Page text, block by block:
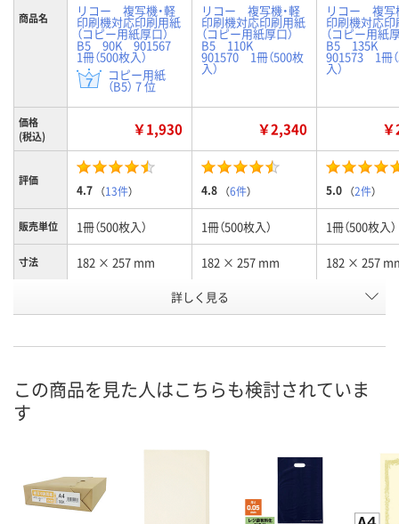
商品名 リコー 複写機・軽
印刷機対応印刷用紙
（コピー用紙厚口）
B5 90K 901567
1冊（500枚入）
コピー用紙
（B5） 7 位
リコー 複写機・軽
印刷機対応印刷用紙
（コピー用紙厚口）
B5 110K
901570 1冊（500枚
入）
リコー 複写
印刷機対応
（コピー用紙
B5 135K
901573 1冊
入）
価格
(税込)
￥1,930 ￥2,340
評価
4.7 （13件） 4.8 （6件） 5.0 （2件）
販売単位 1冊（500枚入） 1冊（500枚入） 1冊（500枚入）
寸法 182 × 257 mm 182 × 257 mm 182 × 257
量）
105g/m2_（四六判換
算90kg）
128g/m2_（四六判換
算110kg）
157g/m2_（
算135kg）
お申込番
在庫 あり 8点 あり
数量
カゴへ カ
詳しく見る
この商品を見た人はこちらも検討されていま
す